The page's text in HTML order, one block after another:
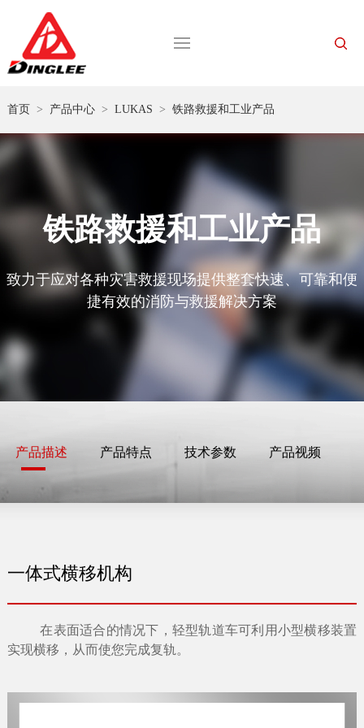
首页 > 产品中心> LUKAS > 铁路救援和工业产品
铁路救援和工业产品
致力于应对各种灾害救援现场提供整套快速、可靠和便
捷有效的消防与救援解决方案
产品描述 产品特点 技术参数 产品视频
一体式横移机构
在表面适合的情况下，轻型轨道车可利用小型横移装置
实现横移，从而使您完成复轨。